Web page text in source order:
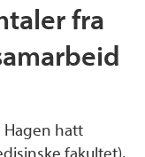
fra
Hagen hatt
fakultet),